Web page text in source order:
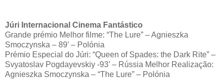
Júri Internacional Cinema Fantástico
Grande prémio Melhor filme: “The Lure” – Agnieszka
Smoczynska – 89’ – Polónia
Prémio Especial do Júri: “Queen of Spades: the Dark Rite” –
Svyatoslav Pogdayevskiy -93’ – Rússia Melhor Realização:
Agnieszka Smoczynska – “The Lure” – Polónia